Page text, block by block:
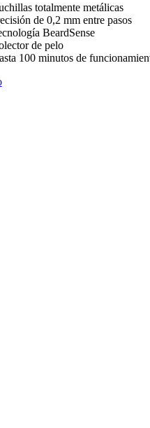
totalmente metálicas
de 0,2 mm entre pasos
BeardSense
de pelo
100 minutos de